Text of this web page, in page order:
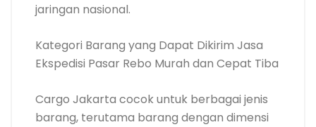
jaringan nasional.
Kategori Barang yang Dapat Dikirim Jasa
Ekspedisi Pasar Rebo Murah dan Cepat Tiba
Cargo Jakarta cocok untuk berbagai jenis
barang, terutama barang dengan dimensi